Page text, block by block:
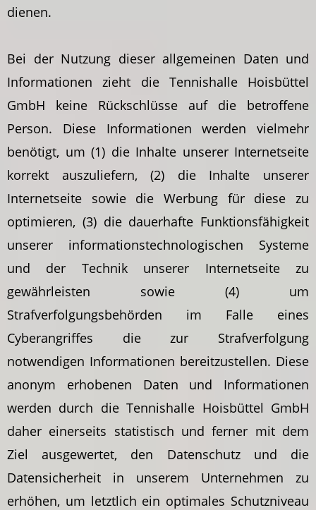
dienen.
Bei der Nutzung dieser allgemeinen Daten und
Informationen zieht die Tennishalle Hoisbüttel
GmbH keine Rückschlüsse auf die betroffene
Person. Diese Informationen werden vielmehr
benötigt, um (1) die Inhalte unserer Internetseite
korrekt auszuliefern, (2) die Inhalte unserer
Internetseite sowie die Werbung für diese zu
optimieren, (3) die dauerhafte Funktionsfähigkeit
unserer informationstechnologischen Systeme
und der Technik unserer Internetseite zu
gewährleisten sowie (4) um
Strafverfolgungsbehörden im Falle eines
Cyberangriffes die zur Strafverfolgung
notwendigen Informationen bereitzustellen. Diese
anonym erhobenen Daten und Informationen
werden durch die Tennishalle Hoisbüttel GmbH
daher einerseits statistisch und ferner mit dem
Ziel ausgewertet, den Datenschutz und die
Datensicherheit in unserem Unternehmen zu
erhöhen, um letztlich ein optimales Schutzniveau